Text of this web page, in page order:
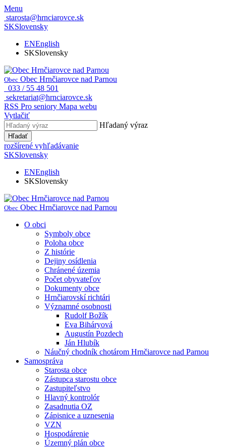
Menu
starosta@hrnciarovce.sk
SKSlovensky
ENEnglish
SKSlovensky
Obec Obec Hrnčiarovce nad Parnou
033 / 55 48 501
sekretariat@hrnciarovce.sk
RSS Pro seniory Mapa webu
Vytlačiť
Hľadaný výraz
Hľadať
rozšírené vyhľadávanie
SKSlovensky
ENEnglish
SKSlovensky
Obec Obec Hrnčiarovce nad Parnou
O obci
Symboly obce
Poloha obce
Z histórie
Dejiny osídlenia
Chránené územia
Počet obyvateľov
Dokumenty obce
Hrnčiarovskí richtári
Významné osobnosti
Rudolf Božík
Eva Biháryová
Augustín Pozdech
Ján Hlubík
Náučný chodník chotárom Hrnčiarovce nad Parnou
Samospráva
Starosta obce
Zástupca starostu obce
Zastupiteľstvo
Hlavný kontrolór
Zasadnutia OZ
Zápisnice a uznesenia
VZN
Hospodárenie
Územný plán obce